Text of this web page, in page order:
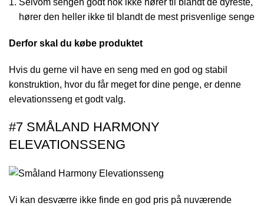
hører den heller ikke til blandt de mest prisvenlige senge
Derfor skal du købe produktet
Hvis du gerne vil have en seng med en god og stabil
konstruktion, hvor du får meget for dine penge, er denne
elevationsseng et godt valg.
#7 SMÅLAND HARMONY
ELEVATIONSSENG
Vi kan desværre ikke finde en god pris på nuværende